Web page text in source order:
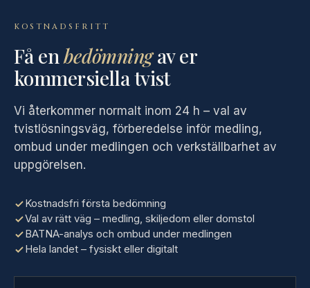
KOSTNADSFRITT
Få enbedömningav er
kommersiella tvist
Vi återkommer normalt inom 24 h – val av
tvistlösningsväg, förberedelse inför medling,
ombud under medlingen och verkställbarhet av
uppgörelsen.
Kostnadsfri första bedömning
Val av rätt väg – medling, skiljedom eller domstol
BATNA-analys och ombud under medlingen
Hela landet – fysiskt eller digitalt